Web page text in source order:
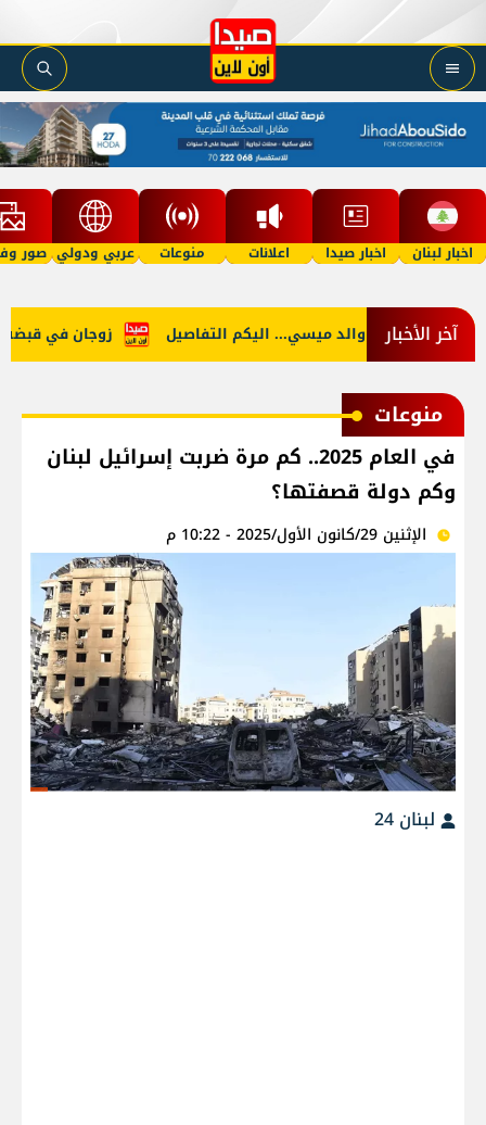
اخبار لبنان اخبار صيدا اعلانات منوعات عربي ودولي صور
آخر الأخبار زوجان في قبضة وفاة والد ميسي... اليكم التفاصيل
منوعات
في العام 2025.. كم مرة ضربت إسرائيل لبنان
وكم دولة قصفتها؟
الإثنين 29/كانون الأول/2025 - 10:22 م
لبنان 24